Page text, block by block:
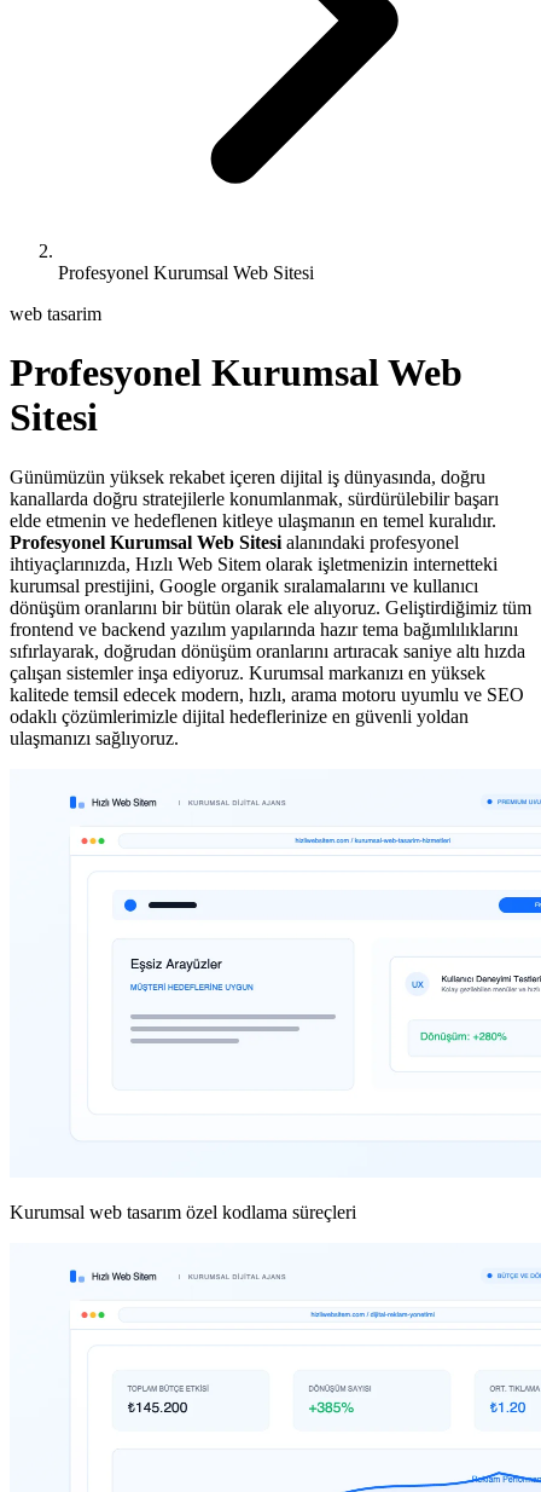
Profesyonel Kurumsal Web Sitesi
web tasarim
Profesyonel Kurumsal Web
Sitesi
Günümüzün yüksek rekabet içeren dijital iş dünyasında, doğru
kanallarda doğru stratejilerle konumlanmak, sürdürülebilir başarı
elde etmenin ve hedeflenen kitleye ulaşmanın en temel kuralıdır.
Profesyonel Kurumsal Web Sitesi alanındaki profesyonel
ihtiyaçlarınızda, Hızlı Web Sitem olarak işletmenizin internetteki
kurumsal prestijini, Google organik sıralamalarını ve kullanıcı
dönüşüm oranlarını bir bütün olarak ele alıyoruz. Geliştirdiğimiz tüm
frontend ve backend yazılım yapılarında hazır tema bağımlılıklarını
sıfırlayarak, doğrudan dönüşüm oranlarını artıracak saniye altı hızda
çalışan sistemler inşa ediyoruz. Kurumsal markanızı en yüksek
kalitede temsil edecek modern, hızlı, arama motoru uyumlu ve SEO
odaklı çözümlerimizle dijital hedeflerinize en güvenli yoldan
ulaşmanızı sağlıyoruz.
Kurumsal web tasarım özel kodlama süreçleri